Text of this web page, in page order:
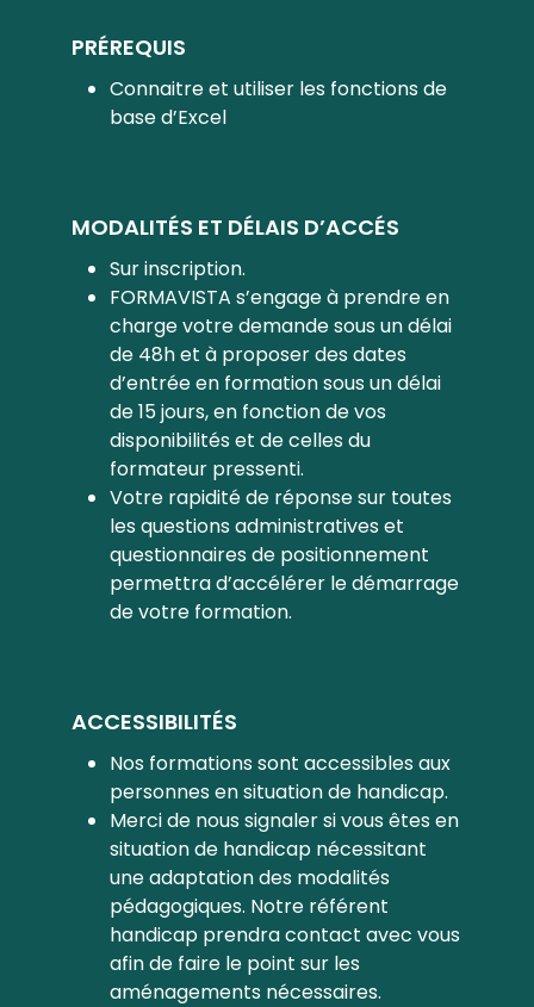
PRÉREQUIS
Connaitre et utiliser les fonctions de
base d’Excel
MODALITÉS ET DÉLAIS D’ACCÉS
Sur inscription.
FORMAVISTA s’engage à prendre en
charge votre demande sous un délai
de 48h et à proposer des dates
d’entrée en formation sous un délai
de 15 jours, en fonction de vos
disponibilités et de celles du
formateur pressenti.
Votre rapidité de réponse sur toutes
les questions administratives et
questionnaires de positionnement
permettra d’accélérer le démarrage
de votre formation.
ACCESSIBILITÉS
Nos formations sont accessibles aux
personnes en situation de handicap.
Merci de nous signaler si vous êtes en
situation de handicap nécessitant
une adaptation des modalités
pédagogiques. Notre référent
handicap prendra contact avec vous
afin de faire le point sur les
aménagements nécessaires.